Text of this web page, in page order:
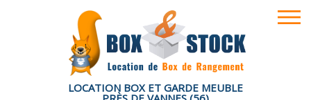
LOCATION BOX ET GARDE MEUBLE